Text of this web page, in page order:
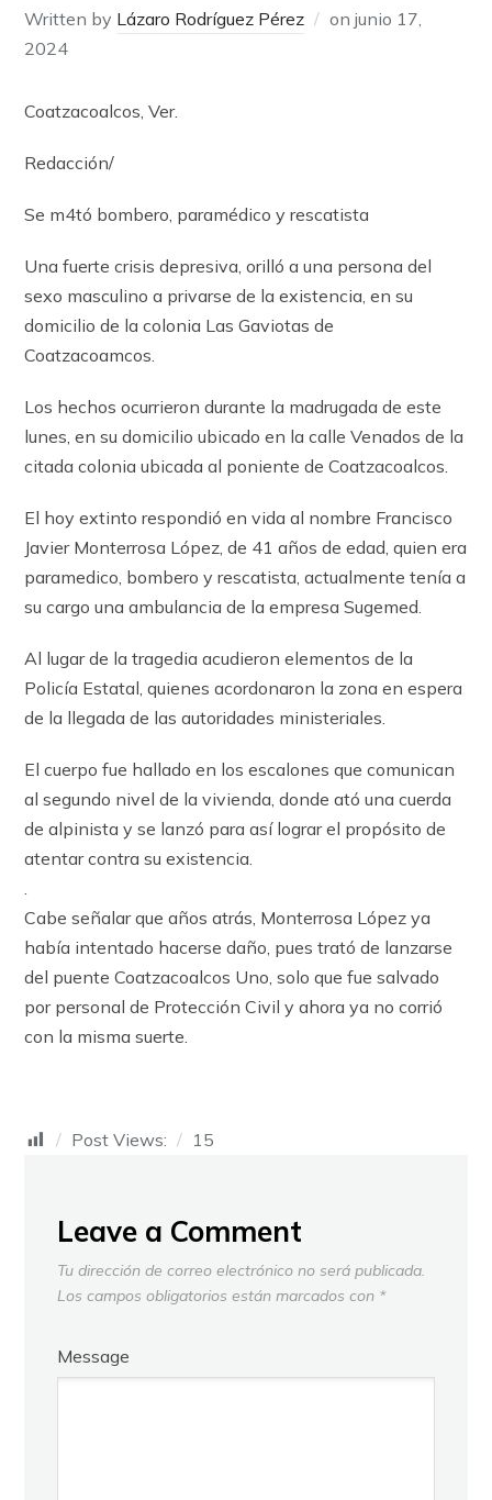
Written by Lázaro Rodríguez Pérez onjunio 17,
2024
Coatzacoalcos, Ver.
Redacción/
Se m4tó bombero, paramédico y rescatista
Una fuerte crisis depresiva, orilló a una persona del
sexo masculino a privarse de la existencia, en su
domicilio de la colonia Las Gaviotas de
Coatzacoamcos.
Los hechos ocurrieron durante la madrugada de este
lunes, en su domicilio ubicado en la calle Venados de la
citada colonia ubicada al poniente de Coatzacoalcos.
El hoy extinto respondió en vida al nombre Francisco
Javier Monterrosa López, de 41 años de edad, quien era
paramedico, bombero y rescatista, actualmente tenía a
su cargo una ambulancia de la empresa Sugemed.
Al lugar de la tragedia acudieron elementos de la
Policía Estatal, quienes acordonaron la zona en espera
de la llegada de las autoridades ministeriales.
El cuerpo fue hallado en los escalones que comunican
al segundo nivel de la vivienda, donde ató una cuerda
de alpinista y se lanzó para así lograr el propósito de
atentar contra su existencia.
Cabe señalar que años atrás, Monterrosa López ya
había intentado hacerse daño, pues trató de lanzarse
del puente Coatzacoalcos Uno, solo que fue salvado
por personal de Protección Civil y ahora ya no corrió
con la misma suerte.
Post Views: 15
Leave a Comment
Tu dirección de correo electrónico no será publicada.
Los campos obligatorios están marcados con *
Message